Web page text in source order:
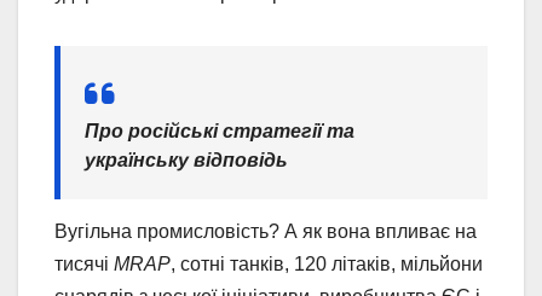
Про російські стратегії та
українську відповідь
Вугільна промисловість? А як вона впливає на
тисячі MRAP, сотні танків, 120 літаків, мільйони